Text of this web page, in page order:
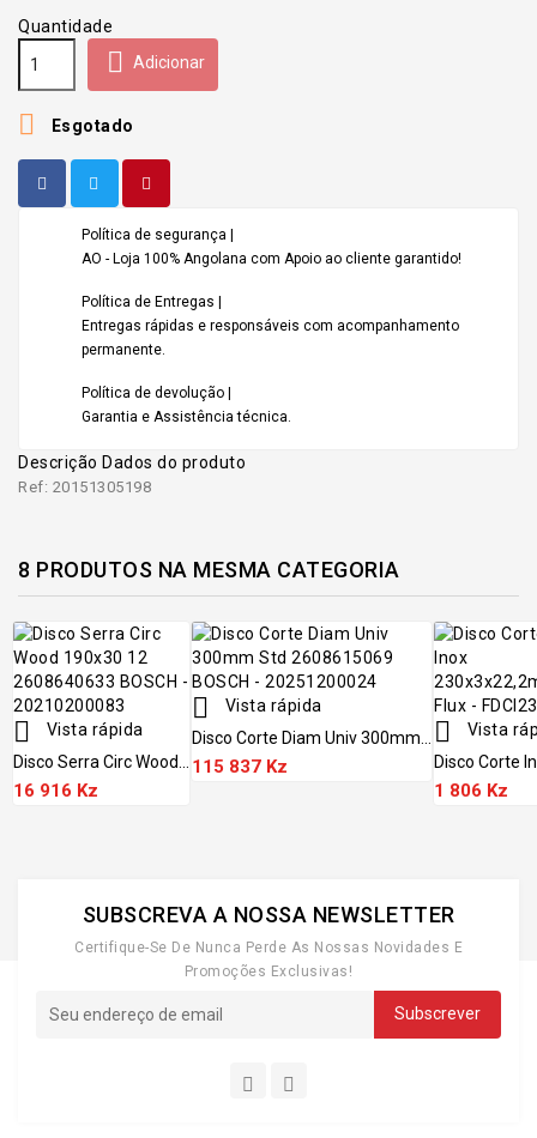
Quantidade
 Adicionar
 Esgotado
Política de segurança |
AO - Loja 100% Angolana com Apoio ao cliente garantido!
Política de Entregas |
Entregas rápidas e responsáveis com acompanhamento
permanente.
Política de devolução |
Garantia e Assistência técnica.
Descrição Dados do produto
Ref: 20151305198
8 PRODUTOS NA MESMA CATEGORIA

Vista rápida
Disco Serra Circ Wood...
16 916 Kz

Vista rápida
Disco Corte Diam Univ 300mm...
115 837 Kz

Vista
Disco Corte
1 806 Kz
SUBSCREVA A NOSSA NEWSLETTER
Certifique-Se De Nunca Perde As Nossas Novidades E
Promoções Exclusivas!